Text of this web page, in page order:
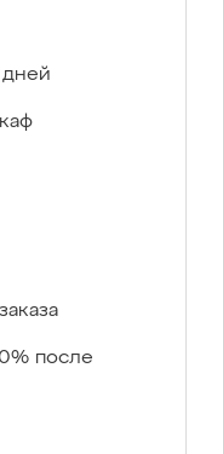
дней
после